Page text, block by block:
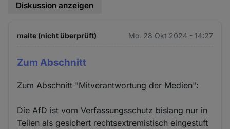
Diskussion anzeigen
malte (nicht überprüft) Mo. 28 Okt 2024 - 14:27
Zum Abschnitt
Zum Abschnitt "Mitverantwortung der Medien":
Die AfD ist vom Verfassungsschutz bislang nur in
Teilen als gesichert rechtsextremistisch eingestuft